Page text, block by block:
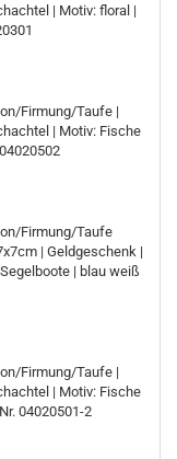
| Motiv: floral |
Firmung/Taufe |
| Motiv: Fische
Firmung/Taufe
| Geldgeschenk |
| blau weiß
Firmung/Taufe |
| Motiv: Fische
04020501-2